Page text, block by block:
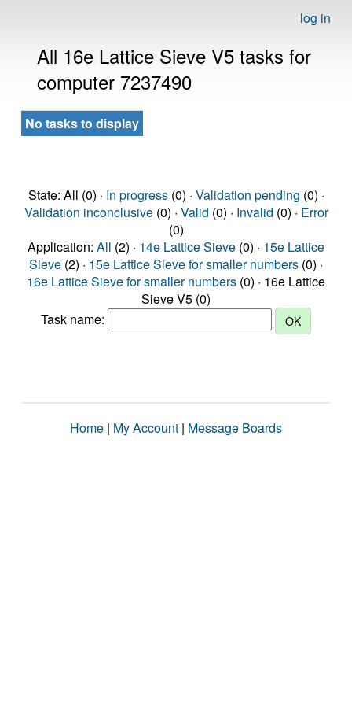
log in
All 16e Lattice Sieve V5 tasks for
computer 7237490
No tasks to display
State: All (0) · In progress(0) · Validation pending (0) ·
Validation inconclusive(0) · Valid (0) · Invalid (0) · Error
(0)
Application: All (2) · 14e Lattice Sieve (0) · 15e Lattice
Sieve (2) · 15e Lattice Sieve for smaller numbers (0) ·
16e Lattice Sieve for smaller numbers (0) · 16e Lattice
Sieve V5 (0)
Task name:
Home | My Account | Message Boards